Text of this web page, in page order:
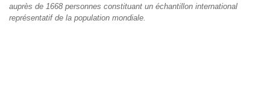
auprès de 1668 personnes constituant un échantillon international
représentatif de la population mondiale.